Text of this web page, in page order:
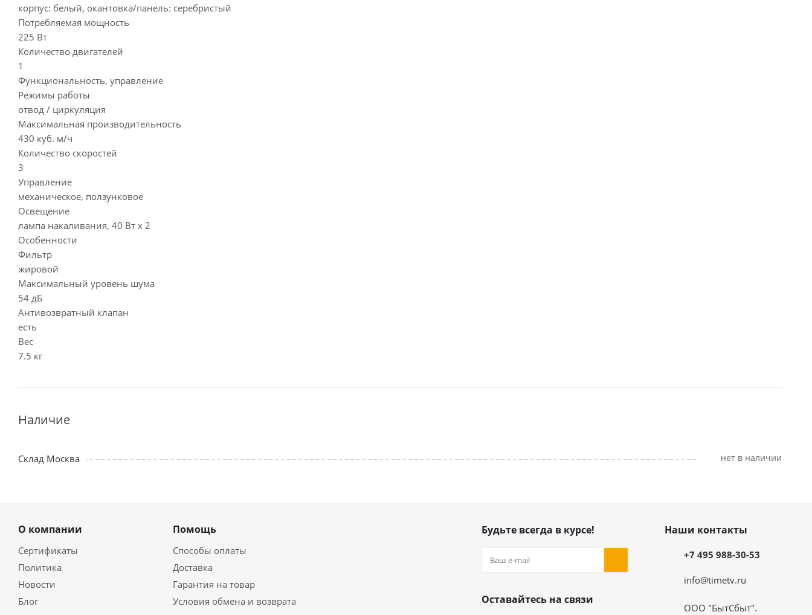
корпус: белый, окантовка/панель: серебристый
Потребляемая мощность
225 Вт
Количество двигателей
1
Функциональность, управление
Режимы работы
отвод / циркуляция
Максимальная производительность
430 куб. м/ч
Количество скоростей
3
Управление
механическое, ползунковое
Освещение
лампа накаливания, 40 Вт х 2
Особенности
Фильтр
жировой
Максимальный уровень шума
54 дБ
Антивозвратный клапан
есть
Вес
7.5 кг
Наличие
Склад Москва Нет в наличии
О компании
Сертификаты
Политика
Новости
Блог
Помощь
Способы оплаты
Доставка
Гарантия на товар
Условия обмена и возврата
Будьте всегда в курсе!
Оставайтесь на связи
Наши контакты
+7 495 988-30-53
info@timetv.ru
ООО "БытСбыт".